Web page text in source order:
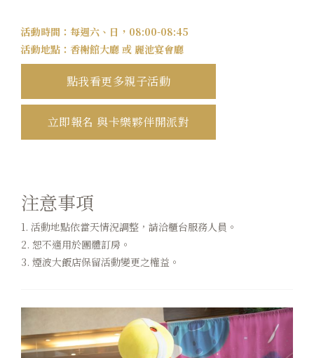
活動時間：每週六、日，08:00-08:45
活動地點：香榭館大廳 或 麗池宴會廳
點我看更多親子活動
立即報名 與卡樂夥伴開派對
注意事項
1. 活動地點依當天情況調整，請洽櫃台服務人員。
2. 恕不適用於團體訂房。
3. 煙波大飯店保留活動變更之權益。
常見問題
聯絡我們
煙波顧客評論